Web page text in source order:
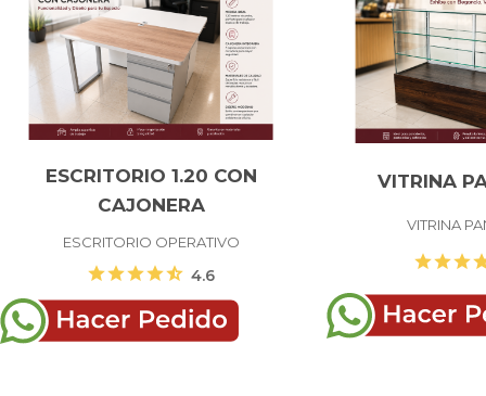
ESCRITORIO 1.20 CON
CAJONERA
ESCRITORIO OPERATIVO
starstarstarstarstar_half 4.6
VITRINA
VITRINA
starstarstar